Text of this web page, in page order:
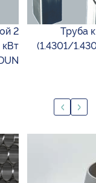
2
Труба
(1.4301/